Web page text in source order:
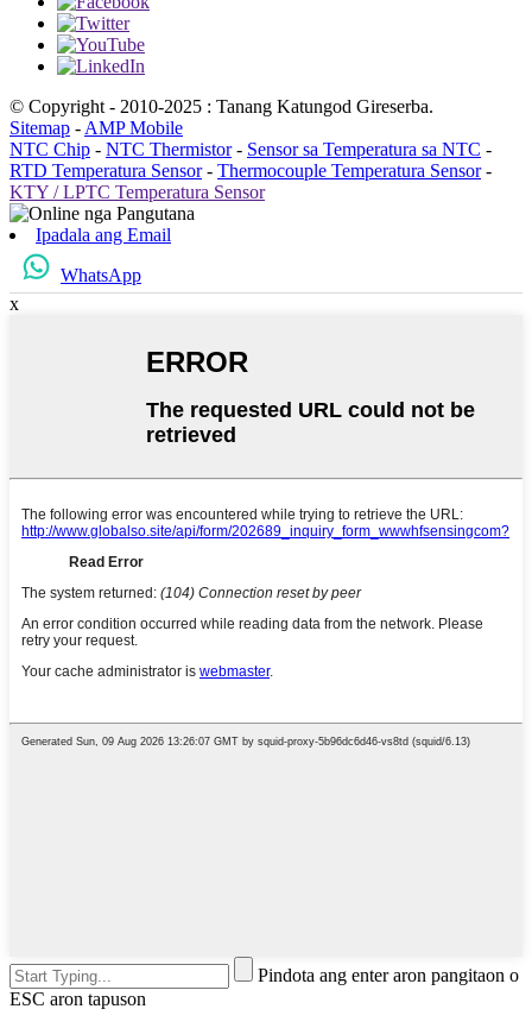
© Copyright - 2010-2025 : Tanang Katungod Gireserba.
Sitemap - AMP Mobile
NTC Chip - NTC Thermistor- Sensor sa Temperatura sa NTC -
RTD Temperatura Sensor- Thermocouple Temperatura Sensor-
KTY / LPTC Temperatura Sensor
Ipadala ang Email
WhatsApp
x
Pindota ang enter aron pangitaon o
ESC aron tapuson